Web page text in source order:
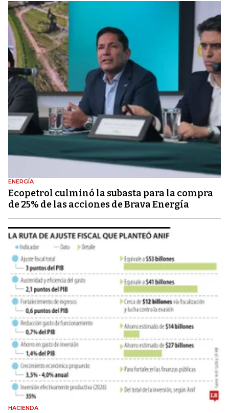
ENERGÍA
Ecopetrol culminó la subasta para la compra
de 25% de las acciones de Brava Energía
HACIENDA